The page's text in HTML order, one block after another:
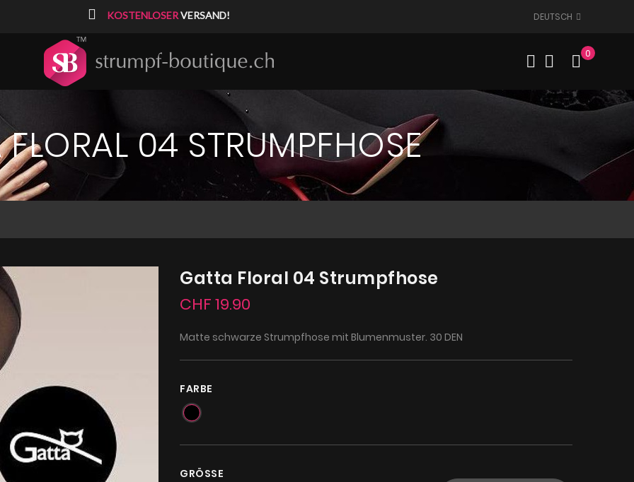
KOSTENLOSERVERSAND! DEUTSCH
0
04 STRUMPFHOSE
Gatta Floral 04 Strumpfhose
CHF 19.90
Matte schwarze Strumpfhose mit Blumenmuster. 30 DEN
FARBE
GRÖSSE